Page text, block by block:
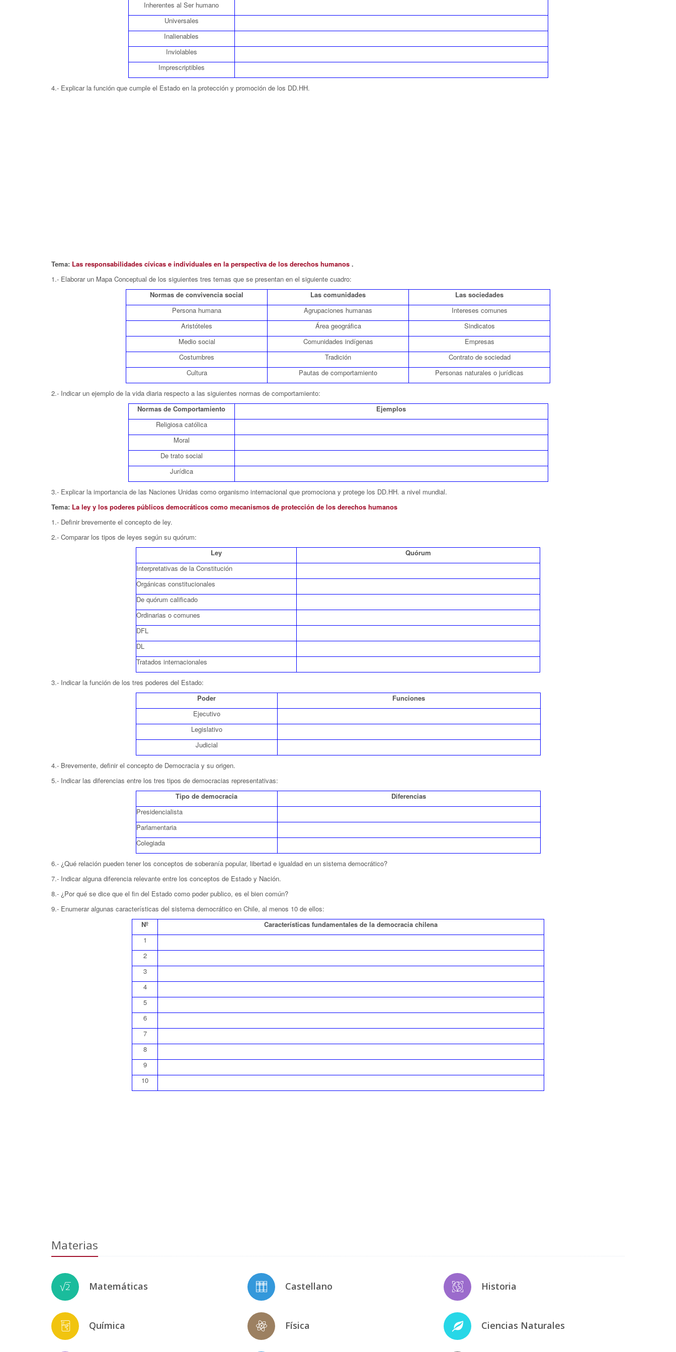
Inherentes al Ser humano
Universales
Inalienables
Inviolables
Imprescriptibles
4.- Explicar la función que cumple el Estado en la protección y promoción de los DD.HH.
Tema: Las responsabilidades cívicas e individuales en la perspectiva de los derechos humanos .
1.- Elaborar un Mapa Conceptual de los siguientes tres temas que se presentan en el siguiente cuadro:
Normas de convivencia social
Las comunidades
Las sociedades
Persona humana
Agrupaciones humanas
Intereses comunes
Aristóteles
Área geográfica
Sindicatos
Medio social
Comunidades indígenas
Empresas
Costumbres
Tradición
Contrato de sociedad
Cultura
Pautas de comportamiento Personas naturales o jurídicas
2.- Indicar un ejemplo de la vida diaria respecto a las siguientes normas de comportamiento:
Normas de Comportamiento
Ejemplos
Religiosa católica
Moral
De trato social
Jurídica
3.- Explicar la importancia de las Naciones Unidas como organismo internacional que promociona y protege los DD.HH. a nivel mundial.
Tema: La ley y los poderes públicos democráticos como mecanismos de protección de los derechos humanos
1.- Definir brevemente el concepto de ley.
2.- Comparar los tipos de leyes según su quórum:
Ley
Quórum
Interpretativas de la Constitución
Orgánicas constitucionales
De quórum calificado
Ordinarias o comunes
DFL
DL
Tratados internacionales
3.- Indicar la función de los tres poderes del Estado:
Poder
Funciones
Ejecutivo
Legislativo
Judicial
4.- Brevemente, definir el concepto de Democracia y su origen.
5.- Indicar las diferencias entre los tres tipos de democracias representativas:
Tipo de democracia
Diferencias
Presidencialista
Parlamentaria
Colegiada
6.- ¿Qué relación pueden tener los conceptos de soberanía popular, libertad e igualdad en un sistema democrático?
7.- Indicar alguna diferencia relevante entre los conceptos de Estado y Nación.
8.- ¿Por qué se dice que el fin del Estado como poder publico, es el bien común?
9.- Enumerar algunas características del sistema democrático en Chile, al menos 10 de ellos:
Nº
Características fundamentales de la democracia chilena
1
2
3
4
5
6
7
8
9
10
Materias
Matemáticas
Química
Castellano
Física
Historia
Ciencias Naturales